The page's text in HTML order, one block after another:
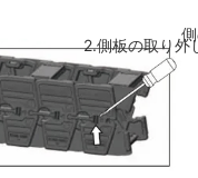
弾性シートを両
ください
2.側板の取り外